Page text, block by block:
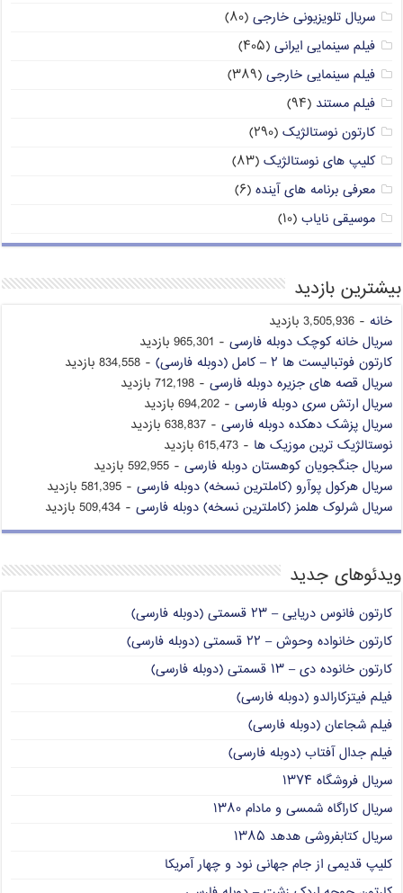
سریال تلویزیونی خارجی (۸۰)
فیلم سینمایی ایرانی (۴۰۵)
فیلم سینمایی خارجی (۳۸۹)
فیلم مستند (۹۴)
کارتون نوستالژیک (۲۹۰)
کلیپ های نوستالژیک (۸۳)
معرفی برنامه های آینده (۶)
موسیقی نایاب (۱۰)
بیشترین بازدید
خانه - 3,505,936 بازدید
سریال خانه کوچک دوبله فارسی - 965,301 بازدید
کارتون فوتبالیست ها ۲ – کامل (دوبله فارسی)
- 834,558 بازدید
سریال قصه های جزیره دوبله فارسی - 712,198 بازدید
سریال ارتش سری دوبله فارسی - 694,202 بازدید
سریال پزشک دهکده دوبله فارسی - 638,837 بازدید
نوستالژیک ترین موزیک ها - 615,473 بازدید
سریال جنگجویان کوهستان دوبله فارسی - 592,955 بازدید
سریال هرکول پوآرو (کاملترین نسخه) دوبله فارسی - 581,395 بازدید
سریال شرلوک هلمز (کاملترین نسخه) دوبله فارسی - 509,434 بازدید
ویدئوهای جدید
کارتون فانوس دریایی – ۲۳ قسمتی (دوبله فارسی)
کارتون خانواده وحوش – ۲۲ قسمتی (دوبله فارسی)
کارتون خانوده دی – ۱۳ قسمتی (دوبله فارسی)
فیلم فیتزکارالدو (دوبله فارسی)
فیلم شجاعان (دوبله فارسی)
فیلم جدال آفتاب (دوبله فارسی)
سریال فروشگاه ۱۳۷۴
سریال کاراگاه شمسی و مادام ۱۳۸۰
سریال کتابفروشی هدهد ۱۳۸۵
کلیپ قدیمی از جام جهانی نود و چهار آمریکا